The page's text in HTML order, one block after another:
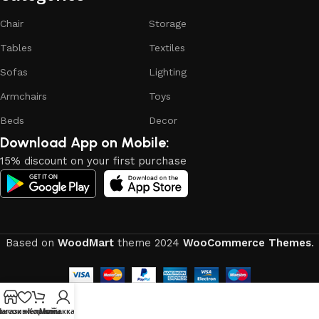
of the furniture, as well as safety.
Chair
Tables
Sofas
Armchairs
Beds
Storage
Textiles
Lighting
Toys
Decor
Download App on Mobile:
15% discount on your first purchase
Based on WoodMarttheme 2024 WooCommerce Themes.
желаний
Корзина
Мой аккаунт